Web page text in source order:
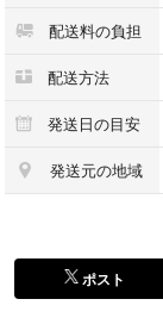
配送料の負担
配送方法
発送日の目安
発送元の地域
ポスト